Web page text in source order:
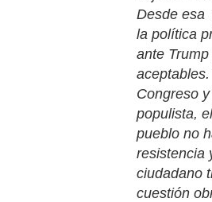
Desde esa
la política
ante
Congreso
populista,
pueblo no
resistencia
ciudadano
cuestión